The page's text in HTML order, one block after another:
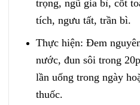
trọng, ngũ gia bì, cốt
tích, ngưu tất, trần bì.
Thực hiện: Đem
nước, đun sôi trong
lần uống trong ngày
thuốc.